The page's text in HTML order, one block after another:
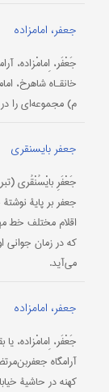
جعفر، امامزاده
جَعْفَر، اِمامْزاده،
خانقـاه شاهرخ،
م) مجموعه‌ای را
جعفر بایسنقری
جعفر بر پایۀ
اقلام مختلف خط
که در زمان جوانی
می‌آید.
جعفر، امامزاده
جَعْفَر، اِمامْزاده،
کهنه در حاشیۀ